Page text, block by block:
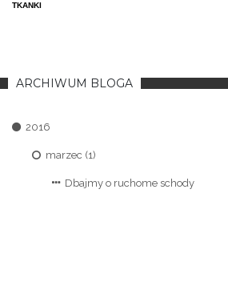
TKANKI
ARCHIWUM BLOGA
2016
marzec (1)
Dbajmy o ruchome schody